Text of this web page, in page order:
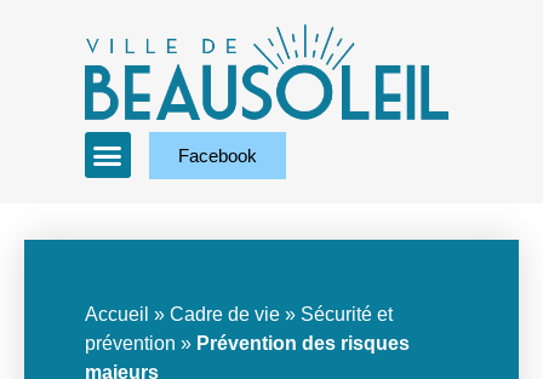
Facebook
Accueil » Cadre de vie » Sécurité et
prévention » Prévention des risques
majeurs